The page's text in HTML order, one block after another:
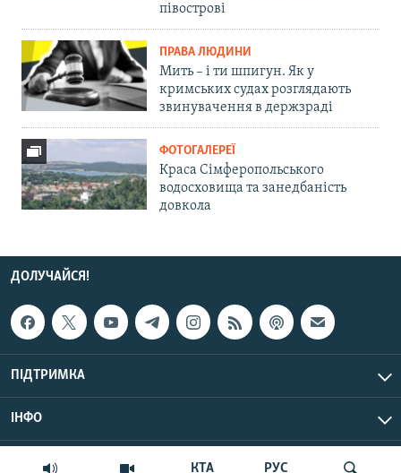
КТА РУС
півострові
ПРАВА ЛЮДИНИ
Мить – і ти шпигун. Як у
кримських судах розглядають
звинувачення в держзраді
ФОТОГАЛЕРЕЇ
Краса Сімферопольського
водосховища та занедбаність
довкола
ДОЛУЧАЙСЯ!
ПІДТРИМКА
ІНФО
© Крим.Реалії, 2026 | Усі права застережено.